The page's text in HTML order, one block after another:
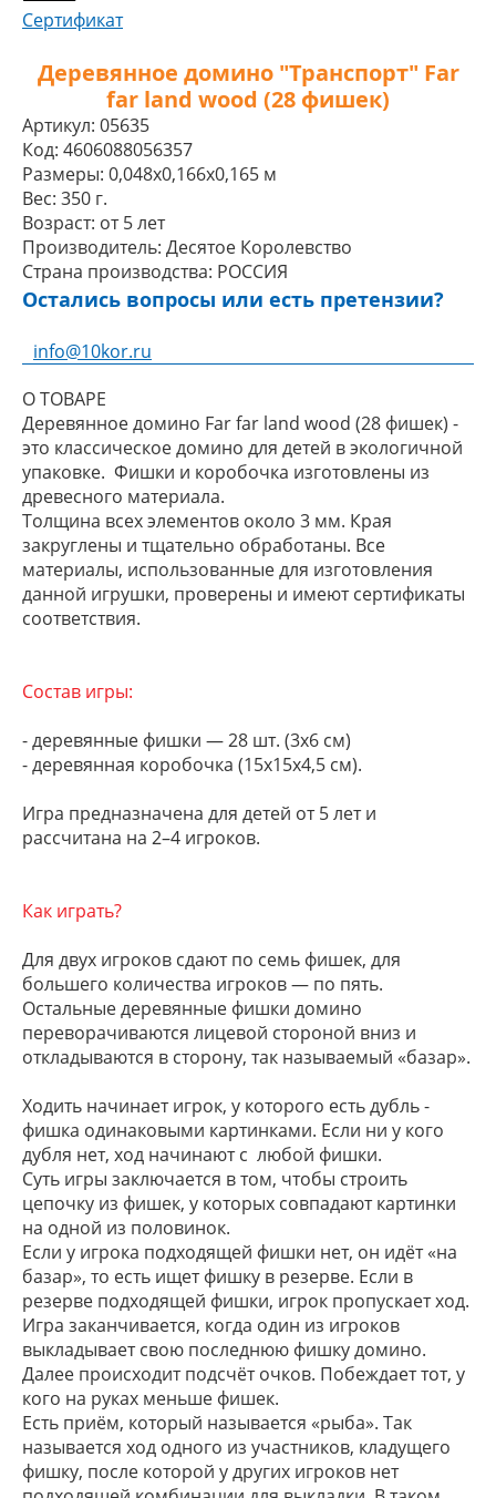
Сертификат
Деревянное домино "Транспорт" Far
far land wood (28 фишек)
Артикул: 05635
Код: 4606088056357
Размеры: 0,048x0,166x0,165 м
Вес: 350 г.
Возраст: от 5 лет
Производитель: Десятое Королевство
Страна производства: РОССИЯ
Остались вопросы или есть претензии?
info@10kor.ru
О ТОВАРЕ
Деревянное домино Far far land wood (28 фишек) -
это классическое домино для детей в экологичной
упаковке. Фишки и коробочка изготовлены из
древесного материала.
Толщина всех элементов около 3 мм. Края
закруглены и тщательно обработаны. Все
материалы, использованные для изготовления
данной игрушки, проверены и имеют сертификаты
соответствия.
Состав игры:
- деревянные фишки — 28 шт. (3х6 см)
- деревянная коробочка (15х15х4,5 см).
Игра предназначена для детей от 5 лет и
рассчитана на 2–4 игроков.
Как играть?
Для двух игроков сдают по семь фишек, для
большего количества игроков — по пять.
Остальные деревянные фишки домино
переворачиваются лицевой стороной вниз и
откладываются в сторону, так называемый «базар».
Ходить начинает игрок, у которого есть дубль -
фишка одинаковыми картинками. Если ни у кого
дубля нет, ход начинают с любой фишки.
Суть игры заключается в том, чтобы строить
цепочку из фишек, у которых совпадают картинки
на одной из половинок.
Если у игрока подходящей фишки нет, он идёт «на
базар», то есть ищет фишку в резерве. Если в
резерве подходящей фишки, игрок пропускает ход.
Игра заканчивается, когда один из игроков
выкладывает свою последнюю фишку домино.
Далее происходит подсчёт очков. Побеждает тот, у
кого на руках меньше фишек.
Есть приём, который называется «рыба». Так
называется ход одного из участников, кладущего
фишку, после которой у других игроков нет